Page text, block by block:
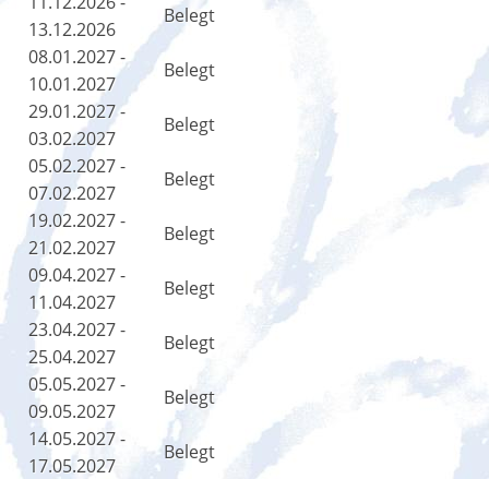
13.12.2026
Belegt
08.01.2027 -
10.01.2027
Belegt
29.01.2027 -
03.02.2027
Belegt
05.02.2027 -
07.02.2027
Belegt
19.02.2027 -
21.02.2027
Belegt
09.04.2027 -
11.04.2027
Belegt
23.04.2027 -
25.04.2027
Belegt
05.05.2027 -
09.05.2027
Belegt
14.05.2027 -
17.05.2027
Belegt